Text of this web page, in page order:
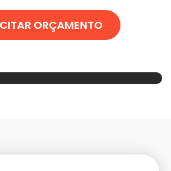
ORÇAMENTO